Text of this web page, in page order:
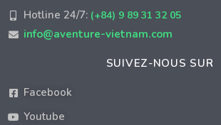
Hotline 24/7: (+84) 9 89 31 32 05
info@aventure-vietnam.com
SUIVEZ-NOUS SUR
Facebook
Youtube